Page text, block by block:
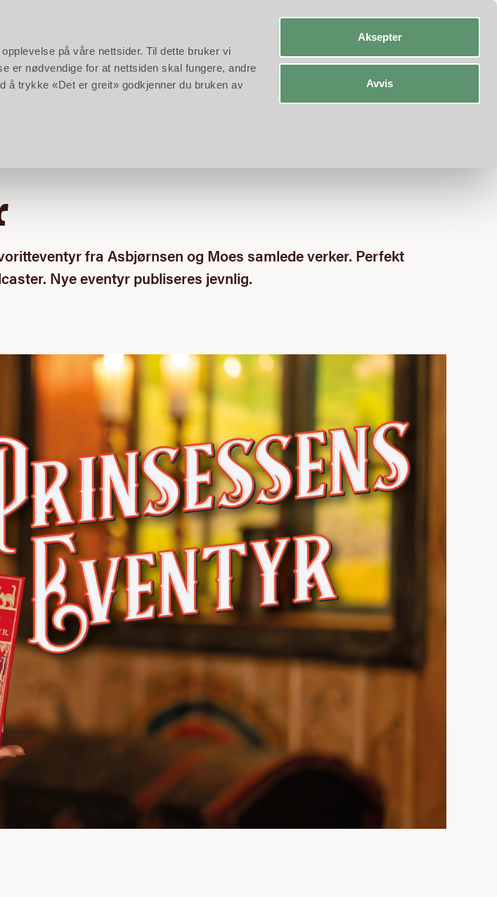
på våre nettsider. Til dette bruker vi
er nødvendige for at nettsiden skal fungere, andre
å trykke «Det er greit» godkjenner du bruken av
Aksepter
Avvis
fra Asbjørnsen og Moes samlede verker. Perfekt
Nye eventyr publiseres jevnlig.